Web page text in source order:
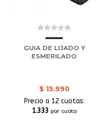
GUIA DE LIJADO Y
ESMERILADO
$ 15.990
Precio a 12 cuotas:
1.333 por cuota